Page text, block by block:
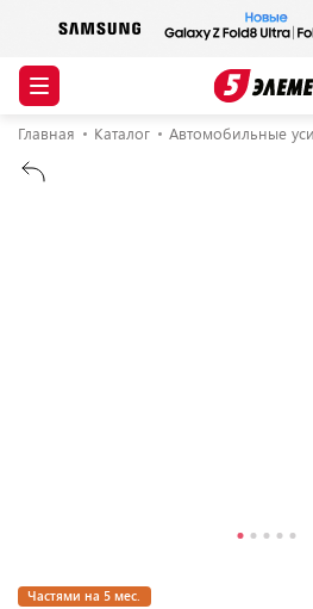
Главная Каталог Автомобильные
Частями на 5 мес.